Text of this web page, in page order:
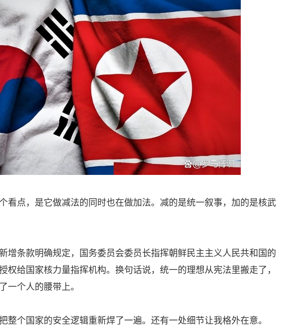
看点，是它做减法的同时也在做加法。减的是统一叙事，加的是核武
增条款明确规定，国务委员会委员长指挥朝鲜民主主义人民共和国的
权给国家核力量指挥机构。换句话说，统一的理想从宪法里搬走了，
一个人的腰带上。
整个国家的安全逻辑重新焊了一遍。还有一处细节让我格外在意。